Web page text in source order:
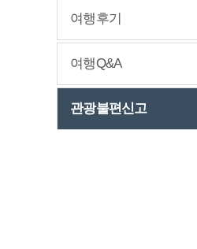
여행후기
여행Q&A
관광불편신고